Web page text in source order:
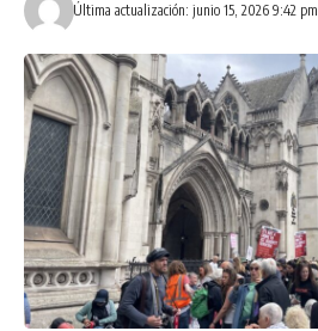
Última actualización: junio 15, 2026 9:42 pm